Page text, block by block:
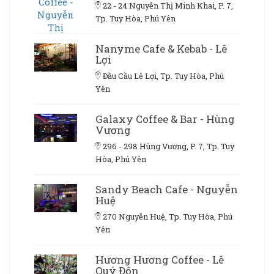
22 - 24 Nguyễn Thị Minh Khai, P. 7,
Tp. Tuy Hòa, Phú Yên
Nanyme Cafe & Kebab - Lê
Lợi
Đầu Cầu Lê Lợi, Tp. Tuy Hòa, Phú
Yên
Galaxy Coffee & Bar - Hùng
Vương
296 - 298 Hùng Vương, P. 7, Tp. Tuy
Hòa, Phú Yên
Sandy Beach Cafe - Nguyễn
Huệ
270 Nguyễn Huệ, Tp. Tuy Hòa, Phú
Yên
Hương Hương Coffee - Lê
Quý Đôn